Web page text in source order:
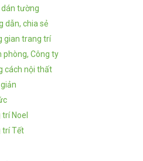
dán tường
dẫn, chia sẻ
gian trang trí
phòng, Công ty
cách nội thất
Noel
trí Tết